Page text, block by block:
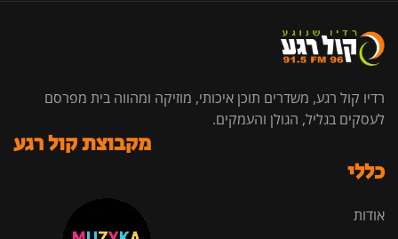
רדיו קול רגע, משדרים תוכן איכותי, מוזיקה ומהווה בית מפרסם
לעסקים בגליל, הגולן והעמקים.
כללי
אודות
מקבוצת קול רגע